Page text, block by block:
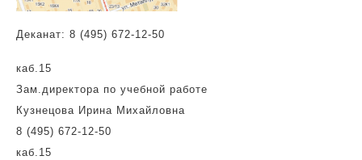
Деканат: 8 (495) 672-12-50
каб.15
Зам.директора по учебной работе
Кузнецова Ирина Михайловна
8 (495) 672-12-50
каб.15